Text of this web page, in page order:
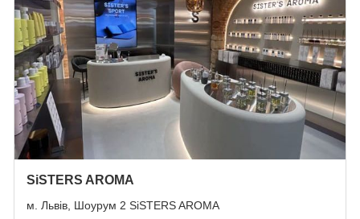
SiSTERS AROMA
м. Львів, Шоурум 2 SiSTERS AROMA